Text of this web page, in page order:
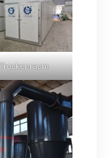
Trockenraum